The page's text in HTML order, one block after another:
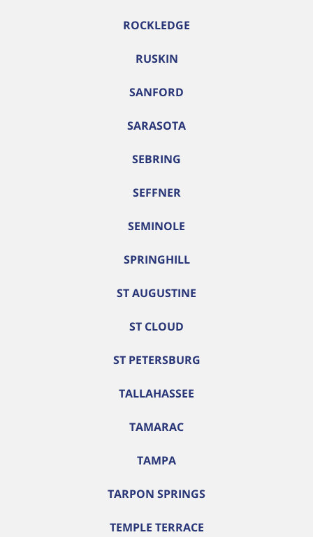
ROCKLEDGE
RUSKIN
SANFORD
SARASOTA
SEBRING
SEFFNER
SEMINOLE
SPRINGHILL
ST AUGUSTINE
ST CLOUD
ST PETERSBURG
TALLAHASSEE
TAMARAC
TAMPA
TARPON SPRINGS
TEMPLE TERRACE